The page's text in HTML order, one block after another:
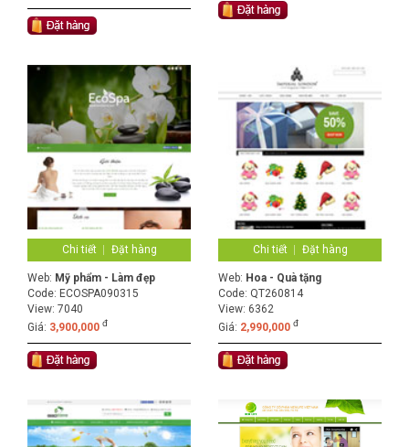
Chi tiết Đặt hàng
Web: Mỹ phẩm - Làm đẹp
Code: ECOSPA090315
View: 7040
Giá: 3,900,000 đ
Chi tiết Đặt hàng
Web: Hoa - Quà tặng
Code: QT260814
View: 6362
Giá: 2,990,000 đ